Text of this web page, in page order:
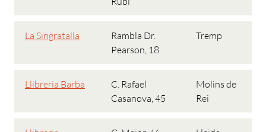
La Singratalla
Rambla Dr.
Pearson, 18
Tremp
Llibreria Barba
C. Rafael
Casanova, 45
Molins de
Rei